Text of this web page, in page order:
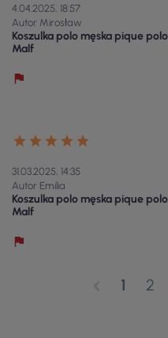
4.04.2025, 18:57
Autor Mirosław
Koszulka polo męska pique
Malf
31.03.2025, 14:35
Autor Emilia
Koszulka polo męska pique
Malf
1 2